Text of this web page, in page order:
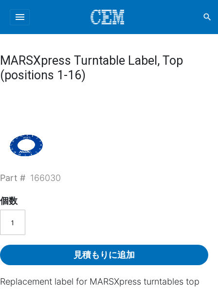
menu search
MARSXpress Turntable Label, Top
(positions 1-16)
Part # 166030
個数
見積もりに追加
Replacement label for MARSXpress turntables top